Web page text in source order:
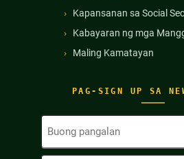
PAG-SIGN UP SA
Kapansanan sa Social
Kabayaran ng mga
Maling Kamatayan